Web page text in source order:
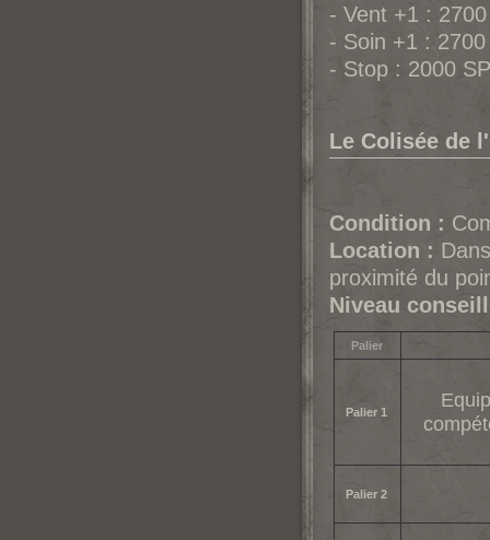
- Vent +1 :
- Soin +1 : 2700
- Stop : 2000 SP
Le Colisée de
Condition :
Location :
proximité du
Niveau
Palier
Palier 1
Palier 2